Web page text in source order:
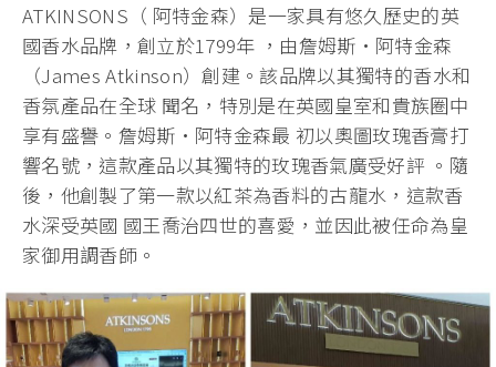
ATKINSONS（ 阿特金森）是一家具有悠久歷史的英
國香水品牌，創立於1799年 ，由詹姆斯·阿特金森
（James Atkinson）創建。該品牌以其獨特的香水和
香氛產品在全球 聞名，特別是在英國皇室和貴族圈中
享有盛譽。詹姆斯·阿特金森最 初以奧圖玫瑰香膏打
響名號，這款產品以其獨特的玫瑰香氣廣受好評 。隨
後，他創製了第一款以紅茶為香料的古龍水，這款香
水深受英國 國王喬治四世的喜愛，並因此被任命為皇
家御用調香師。